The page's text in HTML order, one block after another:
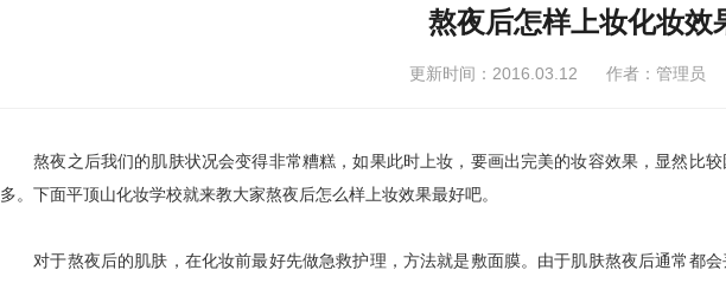
熬夜后怎样上妆化妆效
更新时间：2016.03.12 作者：管理员
熬夜之后我们的肌肤状况会变得非常糟糕，如果此时上妆，要画出完美的妆容效果，显然比
多。下面平顶山化妆学校就来教大家熬夜后怎么样上妆效果最好吧。
对于熬夜后的肌肤，在化妆前最好先做急救护理，方法就是敷面膜。由于肌肤熬夜后通常都